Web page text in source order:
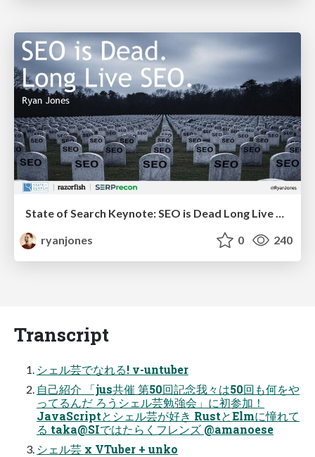
ryanjones
0 240
Transcript
シェル芸でなれる! v-untuber
自己紹介 「jus共催 第50回記念我々は50回も何をや
ってるんだ ろうシェル芸勉強会」に初参加！
JavaScriptとシェル芸が好き RustとElmに憧れて
る taka@SIではたらくフレンズ @amanoese
シェル芸 x VTuber + unko